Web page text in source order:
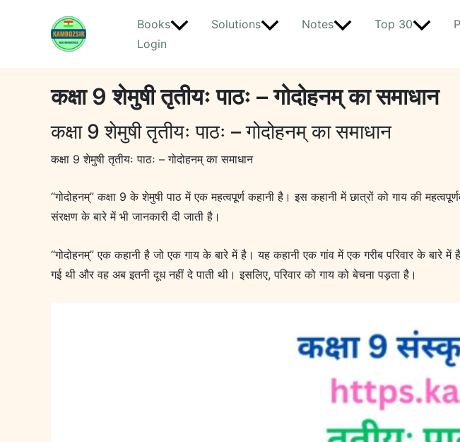
Books Solutions Notes Top 30
Login
कक्षा 9 शेमुषी तृतीयः पाठः – गोदोहनम् का समाधान
कक्षा 9 शेमुषी तृतीयः पाठः – गोदोहनम् का समाधान
कक्षा 9 शेमुषी तृतीयः पाठः – गोदोहनम् का समाधान
“गोदोहनम्” कक्षा 9 के शेमुषी पाठ में एक महत्वपूर्ण कहानी है। इस कहानी में छात्रों को गाय की
संरक्षण के बारे में भी जानकारी दी जाती है।
“गोदोहनम्” एक कहानी है जो एक गाय के बारे में है। यह कहानी एक गांव में एक गरीब परिवार के
गई थी और वह अब इतनी दूध नहीं दे पाती थी। इसलिए, परिवार को गाय को बेचना पड़ता है।